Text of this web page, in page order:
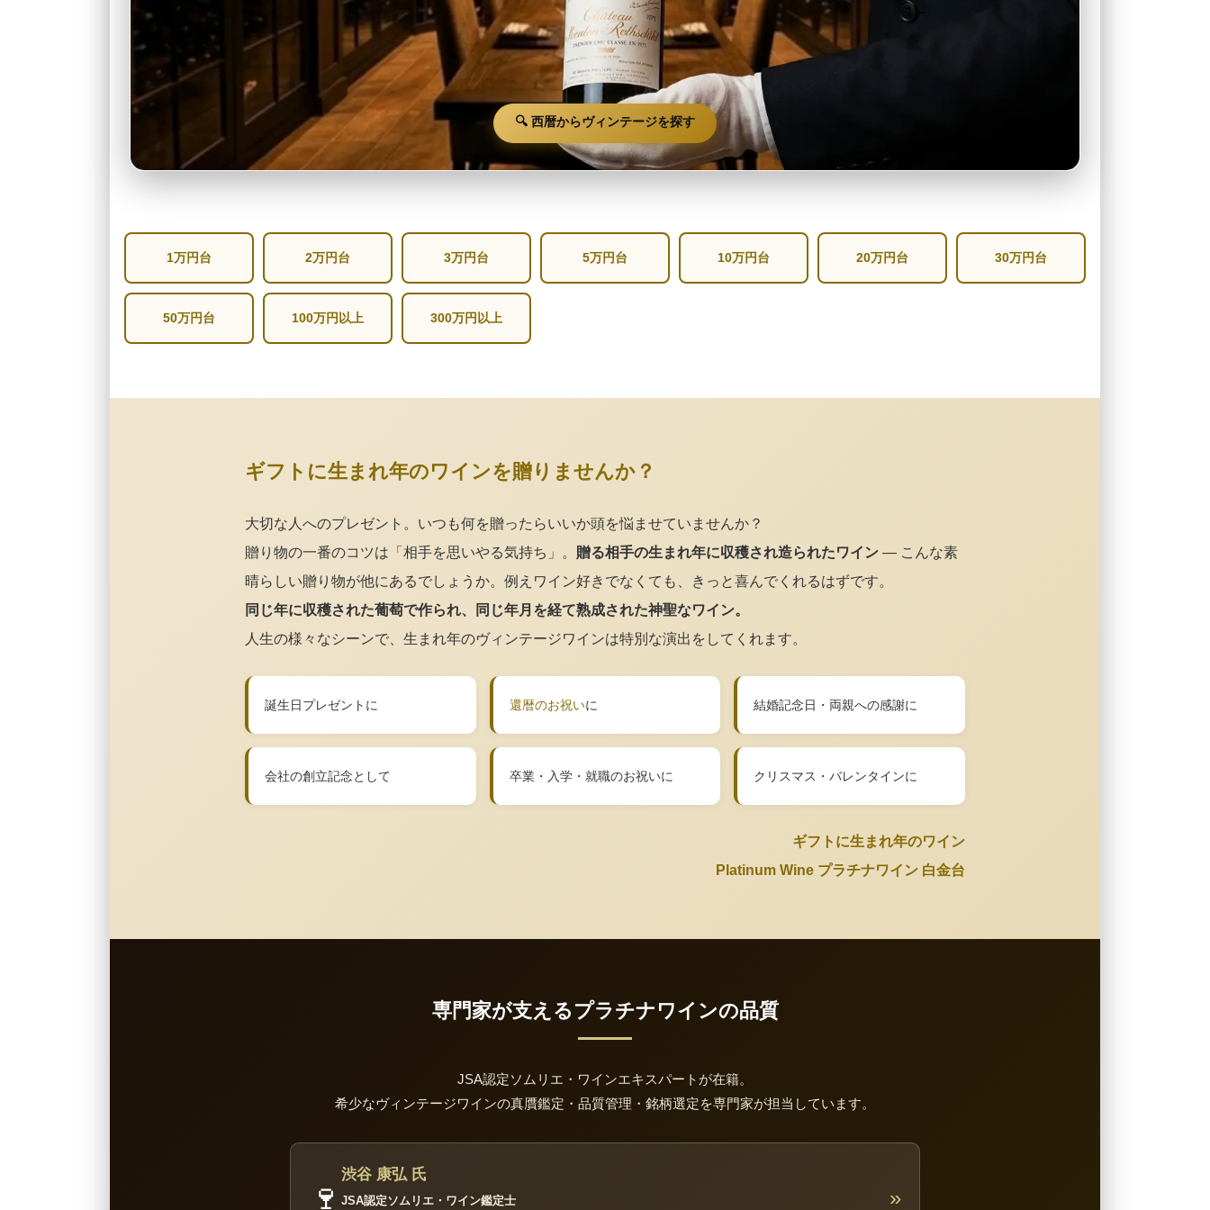
🔍 西暦からヴィンテージを探す
1万円台 2万円台 3万円台 5万円台 10万円台 20万円台 30万円台
50万円台 100万円以上 300万円以上
ギフトに生まれ年のワインを贈りませんか？
大切な人へのプレゼント。いつも何を贈ったらいいか頭を悩ませていませんか？
贈り物の一番のコツは「相手を思いやる気持ち」。 贈る相手の生まれ年に収穫され造られたワイン — こんな素
晴らしい贈り物が他にあるでしょうか。例えワイン好きでなくても、きっと喜んでくれるはずです。
同じ年に収穫された葡萄で作られ、同じ年月を経て熟成された神聖なワイン。
人生の様々なシーンで、生まれ年のヴィンテージワインは特別な演出をしてくれます。
誕生日プレゼントに 還暦のお祝いに 結婚記念日・両親への感謝に
会社の創立記念として 卒業・入学・就職のお祝いに クリスマス・バレンタインに
ギフトに生まれ年のワイン
Platinum Wine プラチナワイン 白金台
専門家が支えるプラチナワインの品質
JSA認定ソムリエ・ワインエキスパートが在籍。
希少なヴィンテージワインの真贋鑑定・品質管理・銘柄選定を専門家が担当しています。
🍷
渋谷 康弘 氏
JSA認定ソムリエ・ワイン鑑定士 »